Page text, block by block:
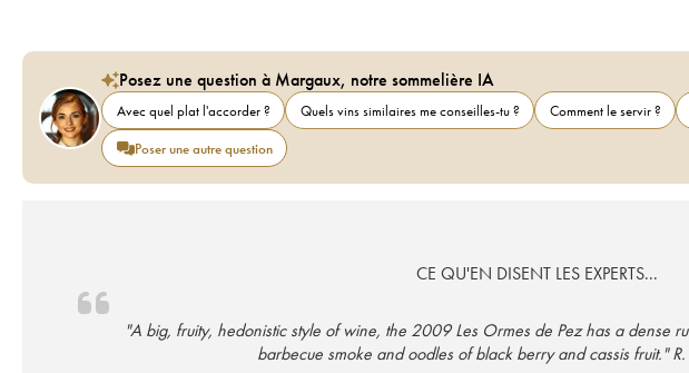
Posez une question à Margaux, notre sommelière IA
Avec quel plat l'accorder ? Quels vins similaires me conseilles-tu ? Comment le servir ?
Poser une autre question
CE QU'EN DISENT LES EXPERTS...
"A big, fruity, hedonistic style of wine, the 2009 Les Ormes de Pez has a dense
barbecue smoke and oodles of black berry and cassis fruit."